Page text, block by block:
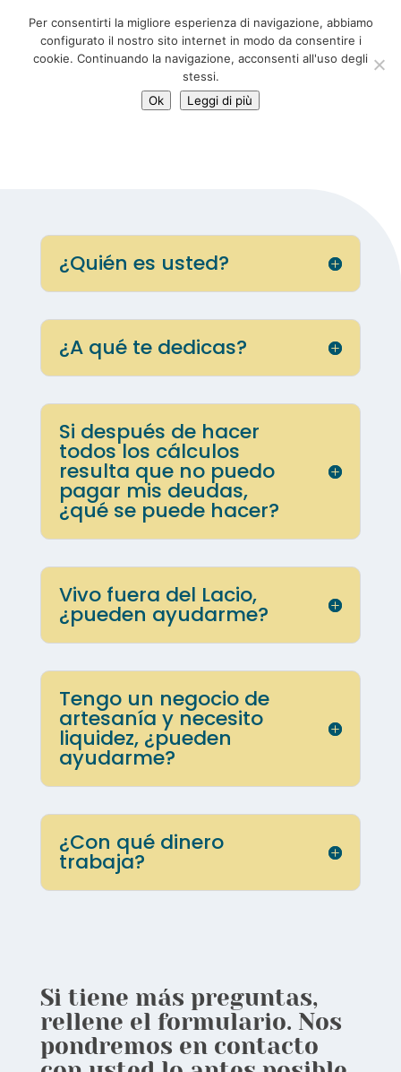
06 39725888
info@adventum.org
¿Quién es usted?
¿A qué te dedicas?
Si después de hacer
todos los cálculos
resulta que no puedo
pagar mis deudas,
¿qué se puede hacer?
Vivo fuera del Lacio,
¿pueden ayudarme?
Tengo un negocio de
artesanía y necesito
liquidez, ¿pueden
ayudarme?
¿Con qué dinero
trabaja?
Si tiene más preguntas,
rellene el formulario. Nos
pondremos en contacto
Per consentirti la migliore esperienza di navigazione, abbiamo
configurato il nostro sito internet in modo da consentire i
cookie. Continuando la navigazione, acconsenti all'uso degli
stessi.
Ok
Leggi di più